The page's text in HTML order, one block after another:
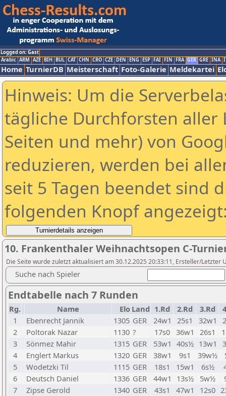
Logged on: Gast
Arabic ARM AZE BIH BUL CAT CHN CRO CZE DEN ENG ESP FAI FIN FRA GER GRE INA
Home TurnierDB Meisterschaft Foto-Galerie Meldekartei
Hinweis: Um die
tägliche Durchforsten aller
Seiten und mehr) von
reduzieren, werden bei
seit 5 Tagen beendet sind
folgenden Knopf
10. Frankenthaler Weihnachtsopen C-
Die Seite wurde zuletzt aktualisiert am 30.12.2025 20:33:11, Ersteller/Letzter
Suche nach Spieler
Endtabelle nach 7 Runden
Rg. Name Elo Land 1.Rd 2.Rd 3.Rd
1
Ebenrecht Jannik 1305 GER 24w1 25s1 32w1
2
Poltorak Nazar 1130 ? 17s0 36w1 26s1
3
Sönmez Mahir 1315 GER 53w1 40s½ 13w1
4
Englert Markus 1320 GER 38w1 9s1 39w½
5
Wodetzki Til 1115 GER 18s1 15w1 6s½
6
Deutsch Daniel 1336 GER 44w1 13s½ 5w½
7
Zipse Gerold 1340 GER 43s1 47w1 12s0